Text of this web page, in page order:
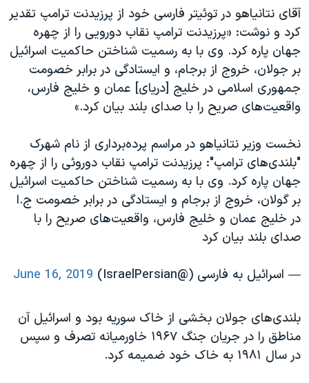
آقای نتانیاهو در توئیتر فارسی خود از پرزیدنت ترامپ تقدیر
کرد و نوشت: «پرزیدنت ترامپ نقاب دورویی را از چهره
جهان پاره کرد. وی با به رسمیت شناختن حاکمیت اسرائیل
بر جولان، خروج از برجام، و ایستادگی در برابر خصومت
جمهوری اسلامی در خلیج [دریای] عمان و خلیج فارس،
واقعیت‌های صریح را با صدای بلند بیان کرد.»
نخست وزیر نتانیاهو در مراسم پرده‌برداری از نام شهرک
"بلندی‌های ترامپ": پرزیدنت ترامپ نقاب دوروئی را از چهره
جهان پاره کرد. وی با به رسمیت شناختن حاکمیت اسرائیل
بر گولان، خروج از برجام و ایستادگی در برابر خصومت ج.ا
در خلیج عمان و خلیج فارس، واقعیت‌های صریح را با
صدای بلند بیان کرد
— اسرائیل به فارسی (@IsraelPersian)
June 16, 2019
بلندی‌های جولان بخشی از خاک سوریه بود و اسرائیل آن
مناطق را در جریان جنگ ۱۹۶۷ خاورمیانه تصرف و سپس
در سال ۱۹۸۱ به خاک خود ضمیمه کرد.